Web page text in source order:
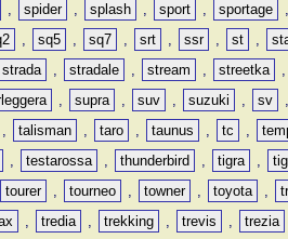
, spider , splash , sport , sportage ,
, sq5 , sq7 , srt , ssr , st ,
strada , stradale , stream , streetka ,
, supra , suv , suzuki , sv ,
, talisman , taro , taunus , tc ,
, testarossa , thunderbird , tigra ,
tourer , tourneo , towner , toyota ,
, tredia , trekking , trevis , trezia